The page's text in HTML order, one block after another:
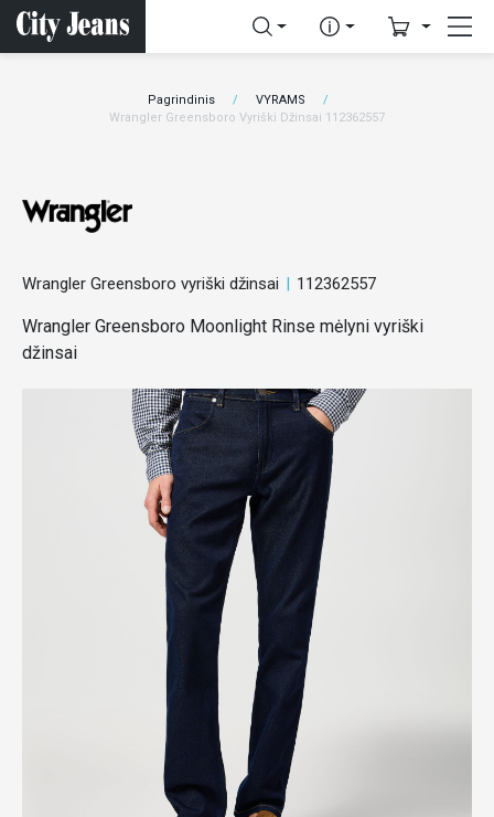
Pagrindinis
VYRAMS
Wrangler Greensboro Vyriški Džinsai 112362557
Wrangler Greensboro vyriški džinsai 112362557
Wrangler Greensboro Moonlight Rinse mėlyni vyriški
džinsai